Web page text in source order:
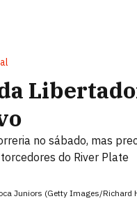
no sábado, mas
do River Plate
Juniors (Getty Images/Richard